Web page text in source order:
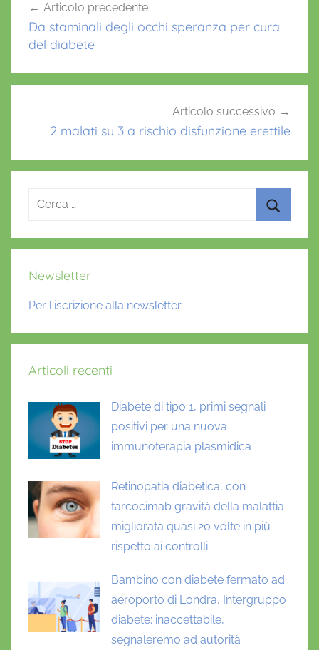
o
k
p
articoli
Articolo precedente
Da staminali degli occhi speranza per cura
del diabete
Articolo successivo
2 malati su 3 a rischio disfunzione erettile
Ricerca
Newsletter
Per l'iscrizione alla newsletter
Articoli recenti
Diabete di tipo 1, primi segnali
positivi per una nuova
immunoterapia plasmidica
Retinopatia diabetica, con
tarcocimab gravità della malattia
migliorata quasi 20 volte in più
rispetto ai controlli
Bambino con diabete fermato ad
aeroporto di Londra, Intergruppo
diabete: inaccettabile,
segnaleremo ad autorità